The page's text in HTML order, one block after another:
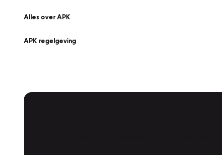
Alles over APK
APK regelgeving